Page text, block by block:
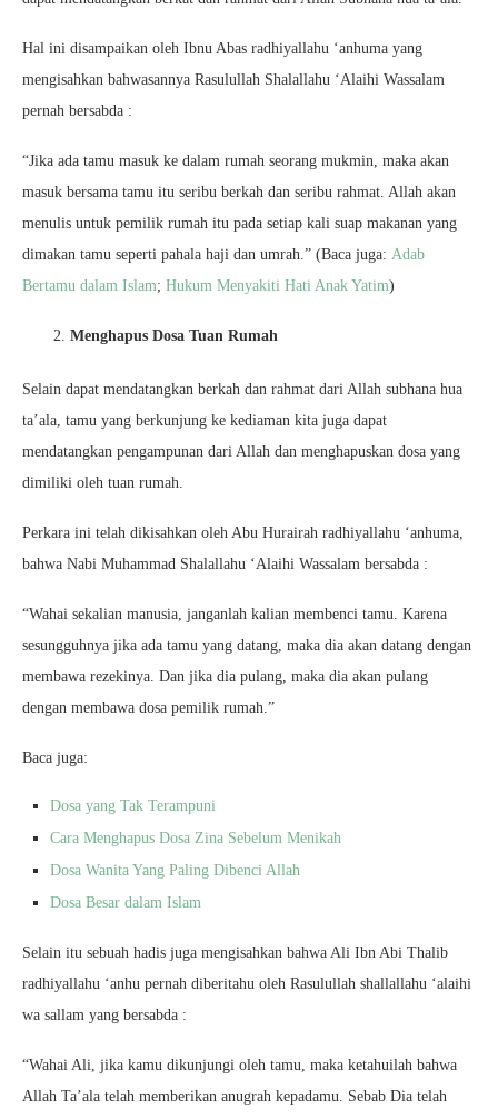
Hal ini disampaikan oleh Ibnu Abas radhiyallahu ‘anhuma yang
mengisahkan bahwasannya Rasulullah Shalallahu ‘Alaihi Wassalam
pernah bersabda :
“Jika ada tamu masuk ke dalam rumah seorang mukmin, maka akan
masuk bersama tamu itu seribu berkah dan seribu rahmat. Allah akan
menulis untuk pemilik rumah itu pada setiap kali suap makanan yang
dimakan tamu seperti pahala haji dan umrah.” (Baca juga: Adab
Bertamu dalam Islam; Hukum Menyakiti Hati Anak Yatim)
Menghapus Dosa Tuan Rumah
Selain dapat mendatangkan berkah dan rahmat dari Allah subhana hua
ta’ala, tamu yang berkunjung ke kediaman kita juga dapat
mendatangkan pengampunan dari Allah dan menghapuskan dosa yang
dimiliki oleh tuan rumah.
Perkara ini telah dikisahkan oleh Abu Hurairah radhiyallahu ‘anhuma,
bahwa Nabi Muhammad Shalallahu ‘Alaihi Wassalam bersabda :
“Wahai sekalian manusia, janganlah kalian membenci tamu. Karena
sesungguhnya jika ada tamu yang datang, maka dia akan datang dengan
membawa rezekinya. Dan jika dia pulang, maka dia akan pulang
dengan membawa dosa pemilik rumah.”
Baca juga:
Dosa yang Tak Terampuni
Cara Menghapus Dosa Zina Sebelum Menikah
Dosa Wanita Yang Paling Dibenci Allah
Dosa Besar dalam Islam
Selain itu sebuah hadis juga mengisahkan bahwa Ali Ibn Abi Thalib
radhiyallahu ‘anhu pernah diberitahu oleh Rasulullah shallallahu ‘alaihi
wa sallam yang bersabda :
“Wahai Ali, jika kamu dikunjungi oleh tamu, maka ketahuilah bahwa
Allah Ta’ala telah memberikan anugrah kepadamu. Sebab Dia telah